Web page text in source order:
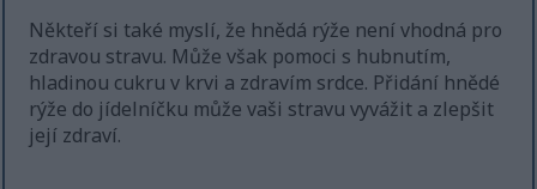
Někteří si také myslí, že hnědá rýže není vhodná pro
zdravou stravu. Může však pomoci s hubnutím,
hladinou cukru v krvi a zdravím srdce. Přidání hnědé
rýže do jídelníčku může vaši stravu vyvážit a zlepšit
její zdraví.